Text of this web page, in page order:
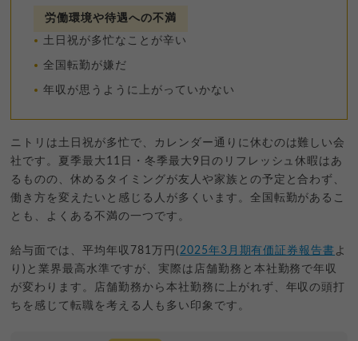
労働環境や待遇への不満
土日祝が多忙なことが辛い
全国転勤が嫌だ
年収が思うように上がっていかない
ニトリは土日祝が多忙で、カレンダー通りに休むのは難しい会
社です。夏季最大11日・冬季最大9日のリフレッシュ休暇はあ
るものの、休めるタイミングが友人や家族との予定と合わず、
働き方を変えたいと感じる人が多くいます。全国転勤があるこ
とも、よくある不満の一つです。
給与面では、平均年収781万円(2025年3月期有価証券報告書 よ
り)と業界最高水準ですが、実際は店舗勤務と本社勤務で年収
が変わります。店舗勤務から本社勤務に上がれず、年収の頭打
ちを感じて転職を考える人も多い印象です。